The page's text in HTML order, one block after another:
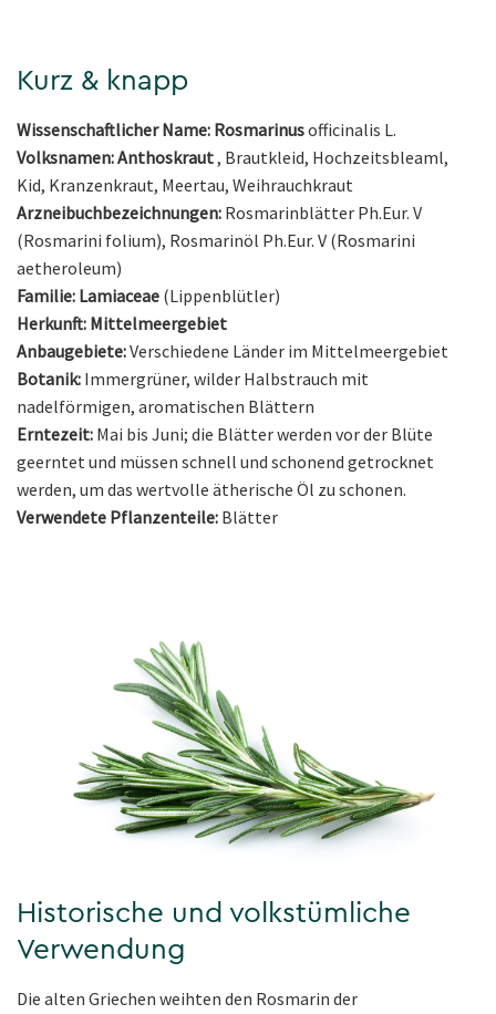
Kurz & knapp
Wissenschaftlicher Name: Rosmarinusofficinalis L.
Volksnamen: Anthoskraut, Brautkleid, Hochzeitsbleaml,
Kid, Kranzenkraut, Meertau, Weihrauchkraut
Arzneibuchbezeichnungen: Rosmarinblätter Ph.Eur. V
(Rosmarini folium), Rosmarinöl Ph.Eur. V (Rosmarini
aetheroleum)
Familie: Lamiaceae (Lippenblütler)
Herkunft: Mittelmeergebiet
Anbaugebiete:Verschiedene Länder im Mittelmeergebiet
Botanik: Immergrüner, wilder Halbstrauch mit
nadelförmigen, aromatischen Blättern
Erntezeit: Mai bis Juni; die Blätter werden vor der Blüte
geerntet und müssen schnell und schonend getrocknet
werden, um das wertvolle ätherische Öl zu schonen.
Verwendete Pflanzenteile: Blätter
Historische und volkstümliche
Verwendung
Die alten Griechen weihten den Rosmarin der